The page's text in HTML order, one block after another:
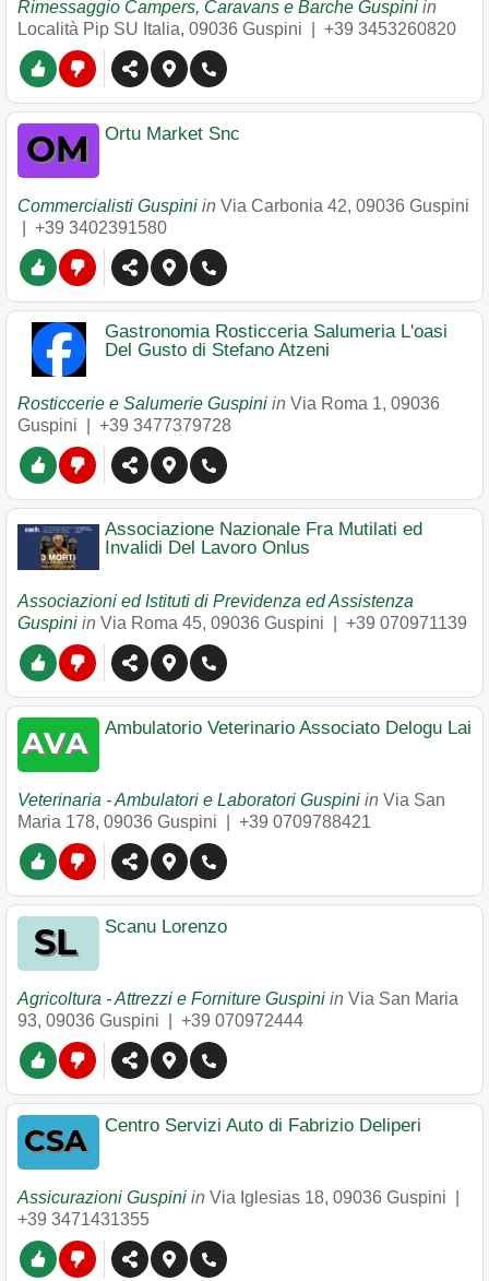
Rimessaggio Campers, Caravans e Barche Guspini in
Località Pip SU Italia, 09036 Guspini +39 3453260820
Ortu Market Snc
Commercialisti Guspini in Via Carbonia 42, 09036 Guspini
+39 3402391580
Gastronomia Rosticceria Salumeria L'oasi
Del Gusto di Stefano Atzeni
Rosticcerie e Salumerie Guspini in Via Roma 1, 09036
Guspini
+39 3477379728
Associazione Nazionale Fra Mutilati ed
Invalidi Del Lavoro Onlus
Associazioni ed Istituti di Previdenza ed Assistenza
Guspini in Via Roma 45, 09036 Guspini +39 070971139
Ambulatorio Veterinario Associato Delogu Lai
Veterinaria - Ambulatori e Laboratori Guspini in Via San
Maria 178, 09036 Guspini +39 0709788421
Scanu Lorenzo
Agricoltura - Attrezzi e Forniture Guspini in Via San Maria
93, 09036 Guspini +39 070972444
Centro Servizi Auto di Fabrizio Deliperi
Assicurazioni Guspini in Via Iglesias 18, 09036 Guspini
+39 3471431355